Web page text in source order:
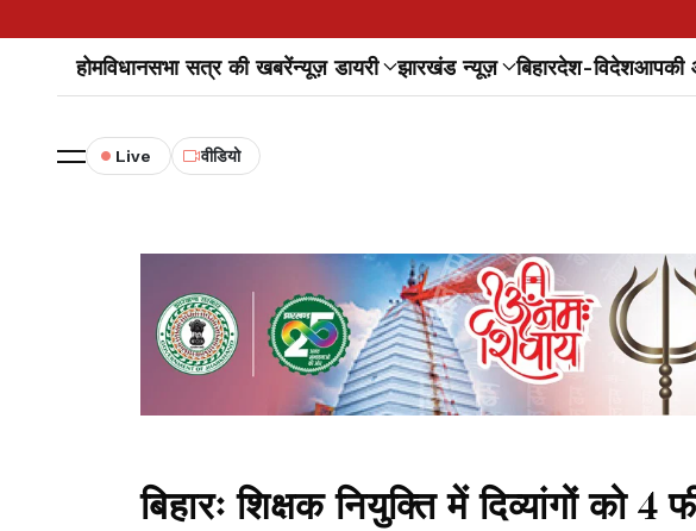
होमविधानसभा सत्र की खबरेंन्यूज़ डायरी झारखंड न्यूज़ बिहारदेश-विदेशआपकी
Live वीडियो
बिहारः शिक्षक नियुक्ति में दिव्यांगों को